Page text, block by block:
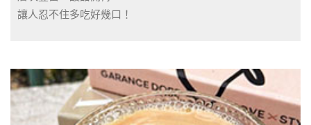
讓人忍不住多吃好幾口！